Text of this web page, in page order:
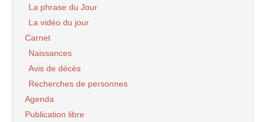
La phrase du Jour
La vidéo du jour
Carnet
Naissances
Avis de décès
Recherches de personnes
Agenda
Publication libre